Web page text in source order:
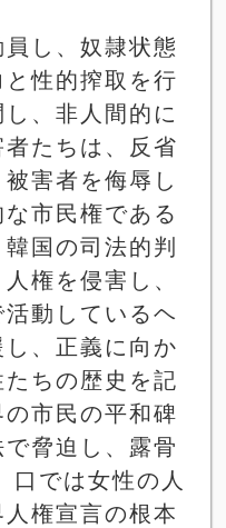
し、奴隷状態
性的搾取を行
、非人間的に
たちは、反省
害者を侮辱し
市民権である
国の司法的判
権を侵害し、
動しているヘ
、正義に向か
ちの歴史を記
市民の平和碑
脅迫し、露骨
口では女性の人
権宣言の根本